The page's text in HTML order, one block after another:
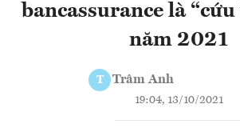
bancassurance là
năm 2021
T Trâm Anh
19:04, 13/10/2021